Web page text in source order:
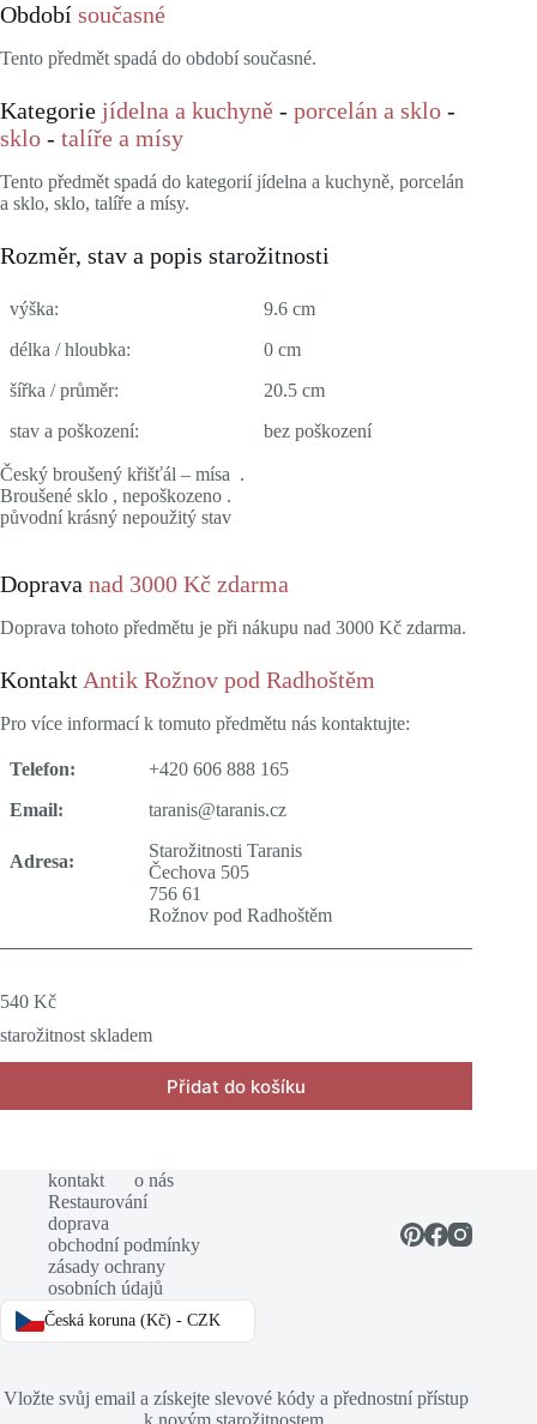
Období současné
Tento předmět spadá do období současné.
Kategorie jídelna a kuchyně - porcelán a sklo -
sklo - talíře a mísy
Tento předmět spadá do kategorií jídelna a kuchyně, porcelán
a sklo, sklo, talíře a mísy.
Rozměr, stav a popis starožitnosti
výška:
9.6 cm
délka / hloubka:
0 cm
šířka / průměr:
20.5 cm
stav a poškození:
bez poškození
Český broušený křišťál – mísa .
Broušené sklo , nepoškozeno .
původní krásný nepoužitý stav
Doprava nad 3000 Kč zdarma
Doprava tohoto předmětu je při nákupu nad 3000 Kč zdarma.
Kontakt Antik Rožnov pod Radhoštěm
Pro více informací k tomuto předmětu nás kontaktujte:
Telefon:
+420 606 888 165
Email:
taranis@taranis.cz
Adresa:
Starožitnosti Taranis
Čechova 505
756 61
Rožnov pod Radhoštěm
540 Kč
starožitnost skladem
Přidat do košíku
kontakt
o nás
Restaurování
doprava
obchodní podmínky
zásady ochrany
osobních údajů
Česká koruna (Kč) - CZK
Vložte svůj email a získejte slevové kódy a přednostní přístup